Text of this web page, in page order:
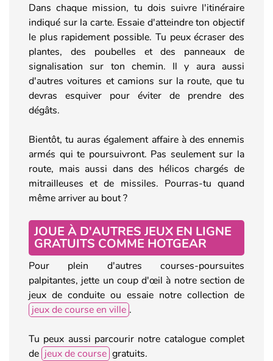
Dans chaque mission, tu dois suivre l'itinéraire
indiqué sur la carte. Essaie d'atteindre ton objectif
le plus rapidement possible. Tu peux écraser des
plantes, des poubelles et des panneaux de
signalisation sur ton chemin. Il y aura aussi
d'autres voitures et camions sur la route, que tu
devras esquiver pour éviter de prendre des
dégâts.
Bientôt, tu auras également affaire à des ennemis
armés qui te poursuivront. Pas seulement sur la
route, mais aussi dans des hélicos chargés de
mitrailleuses et de missiles. Pourras-tu quand
même arriver au bout ?
JOUE À D'AUTRES JEUX EN LIGNE
GRATUITS COMME HOTGEAR
Pour plein d'autres courses-poursuites
palpitantes, jette un coup d'œil à notre section de
jeux de conduite ou essaie notre collection de
jeux de course en ville .
Tu peux aussi parcourir notre catalogue complet
de jeux de course gratuits.